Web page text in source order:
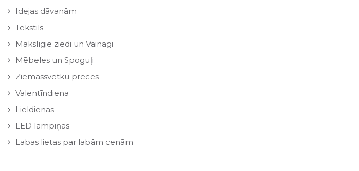
Idejas dāvanām
Tekstils
Mākslīgie ziedi un Vainagi
Mēbeles un Spoguļi
Ziemassvētku preces
Valentīndiena
Lieldienas
LED lampiņas
Labas lietas par labām cenām